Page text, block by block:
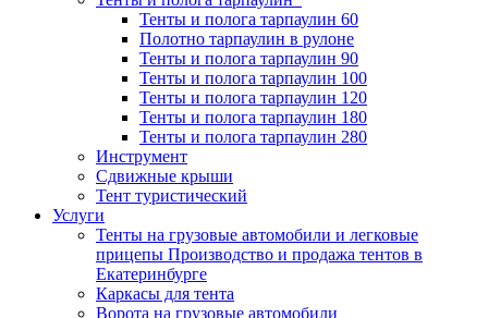
Тенты и полога тарпаулин 60
Полотно тарпаулин в рулоне
Тенты и полога тарпаулин 90
Тенты и полога тарпаулин 100
Тенты и полога тарпаулин 120
Тенты и полога тарпаулин 180
Тенты и полога тарпаулин 280
Инструмент
Сдвижные крыши
Тент туристический
Услуги
Тенты на грузовые автомобили и легковые
прицепы Производство и продажа тентов в
Екатеринбурге
Каркасы для тента
Ворота на грузовые автомобили